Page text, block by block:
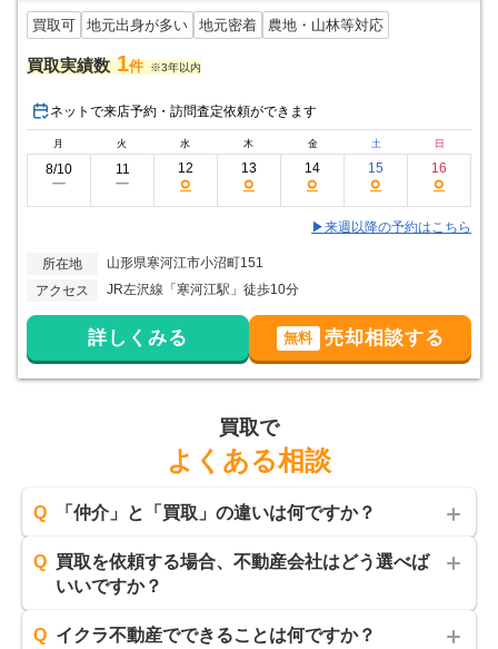
買取可 地元出身が多い 地元密着 農地・山林等対応
買取実績数 1件 ※3年以内
ネットで来店予約・訪問査定依頼ができます
月 火 水 木 金 土 日
8/10
ー
11
ー
12
○
13
○
14
○
15
○
16
○
▶来週以降の予約はこちら
所在地
山形県寒河江市小沼町151
アクセス
JR左沢線「寒河江駅」徒歩10分
詳しくみる 無料 売却相談する
買取で
よくある相談
Q 「仲介」と「買取」の違いは何ですか？
Q 買取を依頼する場合、不動産会社はどう選べば
いいですか？
Q イクラ不動産でできることは何ですか？